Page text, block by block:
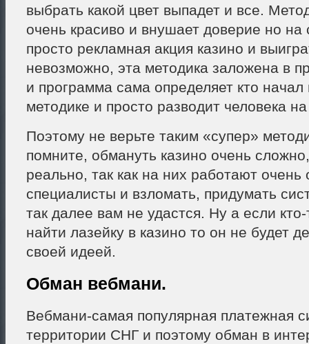
выбрать какой цвет выпадет и все.
очень красиво и внушает доверие но на
просто рекламная акция казино и
невозможно, эта методика заложена в
и программа сама определяет кто начал
методике и просто разводит человека
Поэтому не верьте таким «супер»
помните, обмануть казино очень
реально, так как на них работают очень
специалисты и взломать, придумать
так далее вам не удастся. Ну а если
найти лазейку в казино то он не будет
своей идеей.
Обман вебмани.
Вебмани-самая популярная платежная
территории СНГ и поэтому обман в